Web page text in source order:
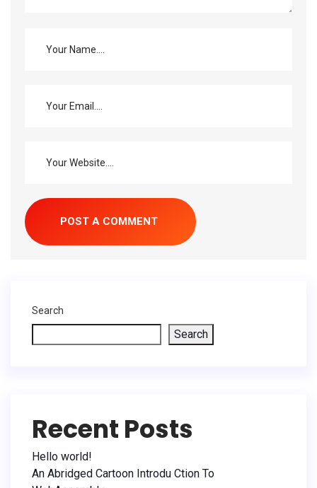
Search
Search
Recent Posts
Hello world!
An Abridged Cartoon Introdu Ction To